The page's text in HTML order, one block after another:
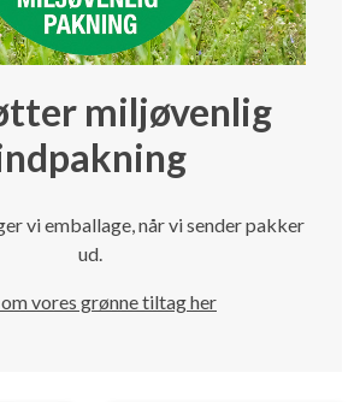
miljøvenlig
vi emballage, når vi sender pakker
ud.
vores grønne tiltag her